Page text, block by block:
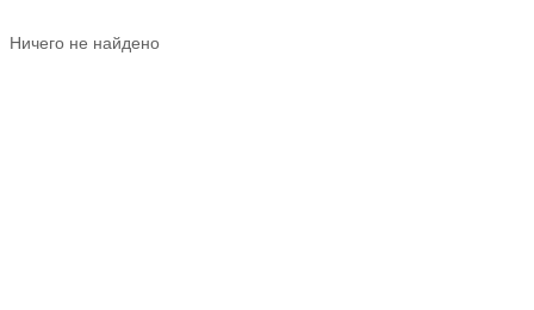
Ничего не найдено